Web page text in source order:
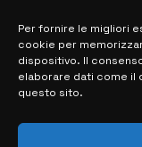
Per fornire le migliori
cookie per
dispositivo. Il
elaborare dati come il
questo sito.
MAPPA DEL
> NOTIZIE